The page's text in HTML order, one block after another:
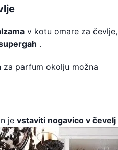
v kotu omare za
.
za parfum okolju možna
je vstaviti nogavico v